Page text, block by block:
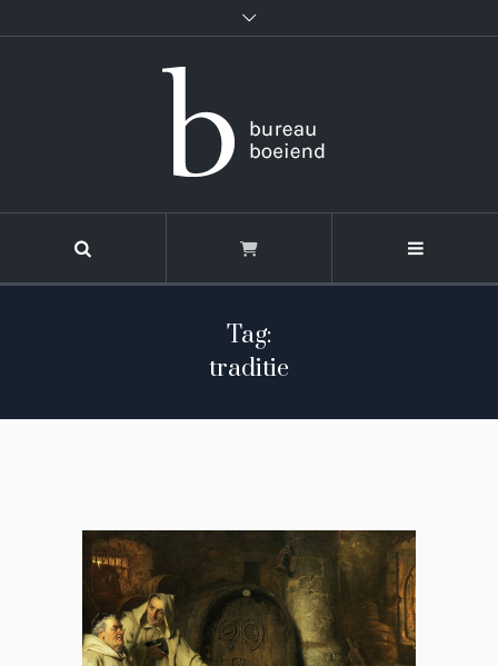
Tag:
traditie